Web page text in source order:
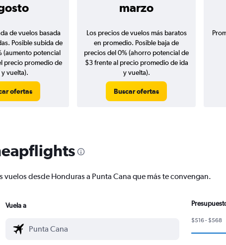
marzo
de vuelos basada
Posible subida de
(aumento potencial
precio promedio de
y vuelta).
ofertas
Los precios de vuelos más baratos
en promedio. Posible baja de
precios del 0% (ahorro potencial de
$3 frente al precio promedio de ida
y vuelta).
Buscar ofertas
desde Honduras a Punta Cana que más te convengan.
Vuela a
$516 - $568